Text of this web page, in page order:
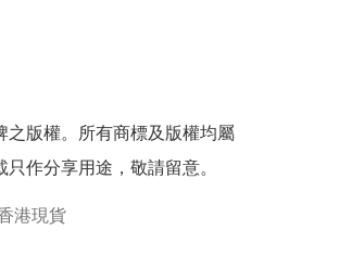
之版權。所有商標及版權均屬
作分享用途，敬請留意。
港現貨